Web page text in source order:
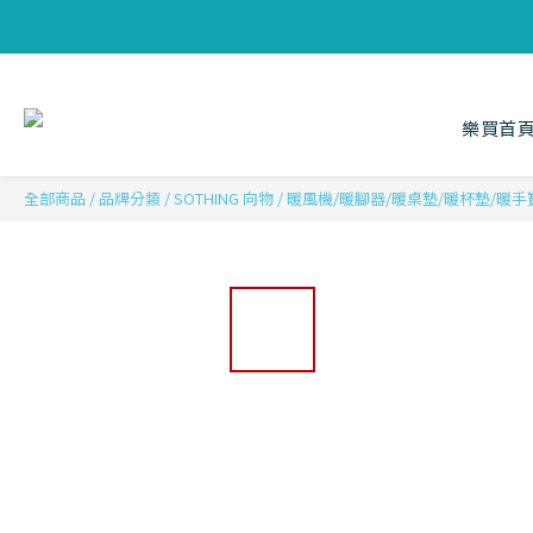
樂買首
全部商品 / 品牌分類 /SOTHING 向物 /暖風機/暖腳器/暖桌墊/暖杯墊/暖手